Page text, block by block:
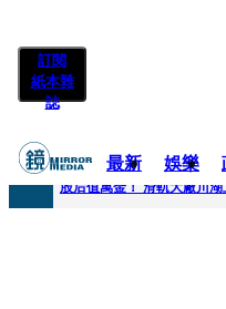
訂閱
紙本雜
誌
最新 娛樂
快訊
股后值萬金！ 滑軌大廠川